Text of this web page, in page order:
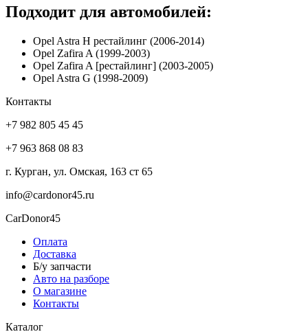
Подходит для автомобилей:
Opel Astra H рестайлинг (2006-2014)
Opel Zafira A (1999-2003)
Opel Zafira A [рестайлинг] (2003-2005)
Opel Astra G (1998-2009)
Контакты
+7 982 805 45 45
+7 963 868 08 83
г. Курган, ул. Омская, 163 ст 65
info@cardonor45.ru
CarDonor45
Оплата
Доставка
Б/у запчасти
Авто на разборе
О магазине
Контакты
Каталог